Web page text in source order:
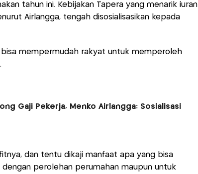
tahun ini. Kebijakan Tapera yang menarik iuran
Airlangga, tengah disosialisasikan kepada
mempermudah rakyat untuk memperoleh
Gaji Pekerja, Menko Airlangga: Sosialisasi
dan tentu dikaji manfaat apa yang bisa
perolehan perumahan maupun untuk